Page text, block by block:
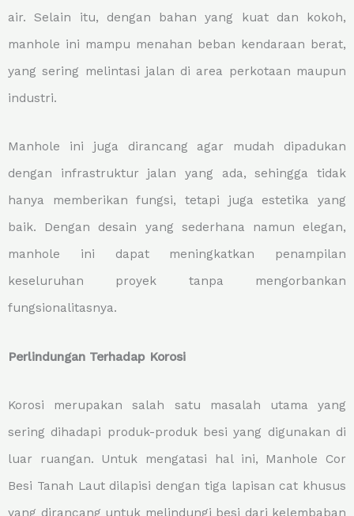
air. Selain itu, dengan bahan yang kuat dan kokoh,
manhole ini mampu menahan beban kendaraan berat,
yang sering melintasi jalan di area perkotaan maupun
industri.
Manhole ini juga dirancang agar mudah dipadukan
dengan infrastruktur jalan yang ada, sehingga tidak
hanya memberikan fungsi, tetapi juga estetika yang
baik. Dengan desain yang sederhana namun elegan,
manhole ini dapat meningkatkan penampilan
keseluruhan proyek tanpa mengorbankan
fungsionalitasnya.
Perlindungan Terhadap Korosi
Korosi merupakan salah satu masalah utama yang
sering dihadapi produk-produk besi yang digunakan di
luar ruangan. Untuk mengatasi hal ini, Manhole Cor
Besi Tanah Laut dilapisi dengan tiga lapisan cat khusus
yang dirancang untuk melindungi besi dari kelembaban